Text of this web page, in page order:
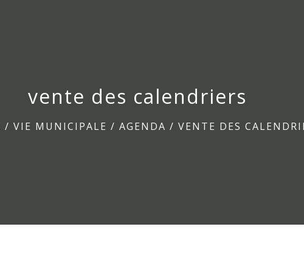
vente des calendriers
/ VIE MUNICIPALE / AGENDA / VENTE DES